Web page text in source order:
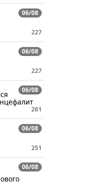
06/08
227
06/08
227
06/08
261
06/08
251
06/08